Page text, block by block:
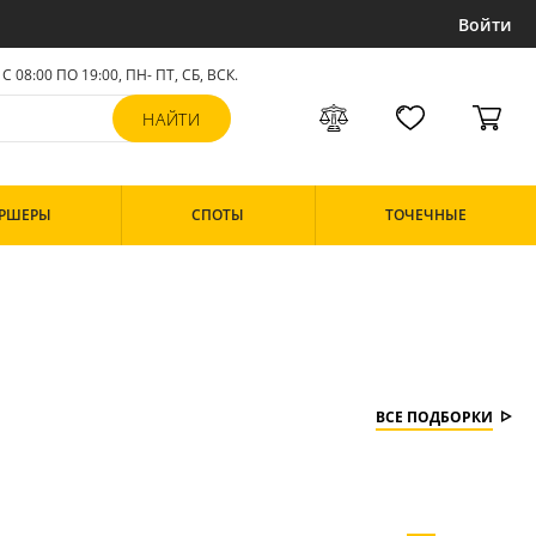
Войти
С 08:00 ПО 19:00, ПН- ПТ, СБ, ВСК.
СПОТЫ ТОЧЕЧНЫЕ
ВСЕ ПОДБОРКИ